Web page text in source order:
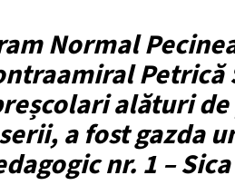
Normal
Petrică
alături
a fost gazda
nr. 1 – Sica